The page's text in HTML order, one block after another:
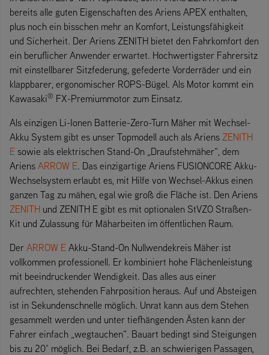
bereits alle guten Eigenschaften des Ariens APEX enthalten,
plus noch ein bisschen mehr an Komfort, Leistungsfähigkeit
und Sicherheit. Der Ariens ZENITH bietet den Fahrkomfort den
ein beruflicher Anwender erwartet. Hochwertigster Fahrersitz
mit einstellbarer Sitzfederung, gefederte Vorderräder und ein
klappbarer, ergonomischer ROPS-Bügel. Als Motor kommt ein
Kawasaki® FX-Premiummotor zum Einsatz.
Als einzigen Li-Ionen Batterie-Zero-Turn Mäher mit Wechsel-
Akku System gibt es unser Topmodell auch als Ariens ZENITH
E sowie als elektrischen Stand-On „Draufstehmäher“, dem
Ariens ARROW E. Das einzigartige Ariens FUSIONCORE Akku-
Wechselsystem erlaubt es, mit Hilfe von Wechsel-Akkus einen
ganzen Tag zu mähen, egal wie groß die Fläche ist. Den Ariens
ZENITH und ZENITH E gibt es mit optionalen StVZO Straßen-
Kit und Zulassung für Mäharbeiten im öffentlichen Raum.
Der ARROW E Akku-Stand-On Nullwendekreis Mäher ist
vollkommen professionell. Er kombiniert hohe Flächenleistung
mit beeindruckender Wendigkeit. Das alles aus einer
aufrechten, stehenden Fahrposition heraus. Auf und Absteigen
ist in Sekundenschnelle möglich. Unrat kann aus dem Stehen
gesammelt werden und unter tiefhängenden Ästen kann der
Fahrer einfach „wegtauchen“. Bauart bedingt sind Steigungen
bis zu 20° möglich. Bei Bedarf, z.B. an schwierigen Passagen,